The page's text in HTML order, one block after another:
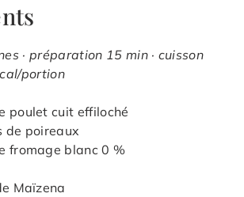
· préparation 15 min · cuisson
portion
poulet cuit effiloché
de poireaux
fromage blanc 0 %
Maïzena